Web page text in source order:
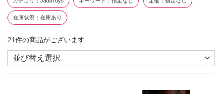
在庫状況 在庫あり
21件の商品がございます